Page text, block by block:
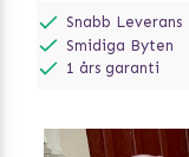
Snabb Leverans
Smidiga Byten
1 års garanti